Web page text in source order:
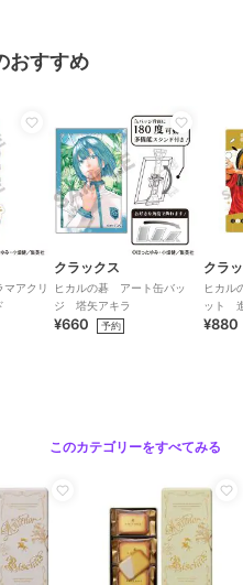
おすすめ
アクリ
クラックス
ヒカルの碁 アート缶バッ
ジ 塔矢アキラ
¥660 予約
クラ
ヒカル
ット
ラ
¥880
このカテゴリーをすべてみる